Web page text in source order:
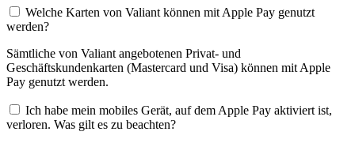
Welche Karten von Valiant können mit Apple Pay genutzt
werden?
Sämtliche von Valiant angebotenen Privat- und
Geschäftskundenkarten (Mastercard und Visa) können mit Apple
Pay genutzt werden.
Ich habe mein mobiles Gerät, auf dem Apple Pay aktiviert ist,
verloren. Was gilt es zu beachten?